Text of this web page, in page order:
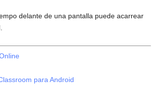
delante de una pantalla puede acarrear
para Android